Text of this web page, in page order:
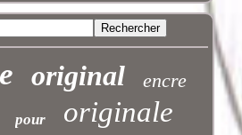
original encre
pour originale